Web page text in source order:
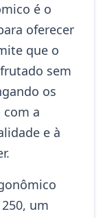
é o
oferecer
que o
sem
os
com a
e à
um